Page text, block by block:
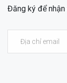
Đăng ký để nhận